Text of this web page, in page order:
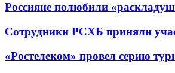
Россияне полюбили
Сотрудники РСХБ приняли
«Ростелеком» провел серию